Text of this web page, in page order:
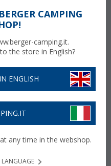
CAMPING
camping.it.
the store in English?
ENGLISH
any time in the webshop.
LANGUAGE